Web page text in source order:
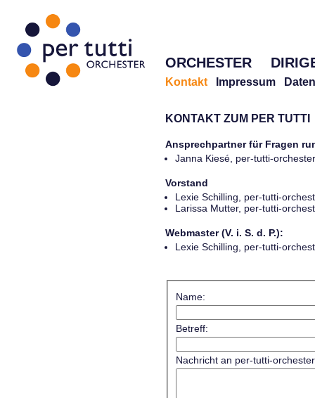
ORCHESTER
Kontakt Impressum
KONTAKT ZUM PER TUTTI
Ansprechpartner für Fragen
Janna Kiesé, per-tutti-
Vorstand
Lexie Schilling, per-tutti-
Larissa Mutter, per-tutti-
Webmaster (V. i. S. d. P.):
Lexie Schilling, per-tutti-
Name:
Betreff:
Nachricht an per-tutti-